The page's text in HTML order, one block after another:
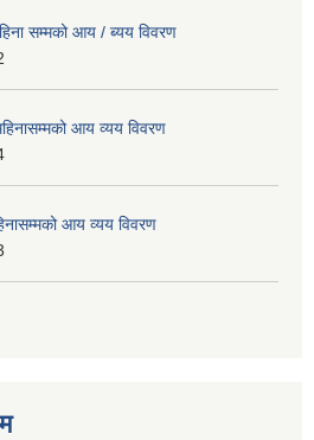
सम्मको आय / ब्यय विवरण
आय व्यय विवरण
आय व्यय विवरण